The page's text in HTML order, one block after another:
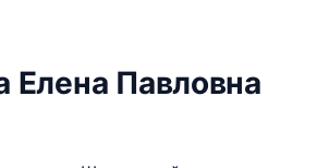
Елена Павловна